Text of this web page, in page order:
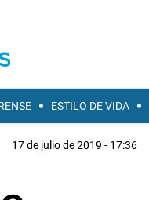
ESTILO DE VIDA
17 de julio de 2019 - 17:36